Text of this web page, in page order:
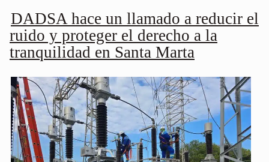
DADSA hace un llamado a reducir el
ruido y proteger el derecho a la
tranquilidad en Santa Marta